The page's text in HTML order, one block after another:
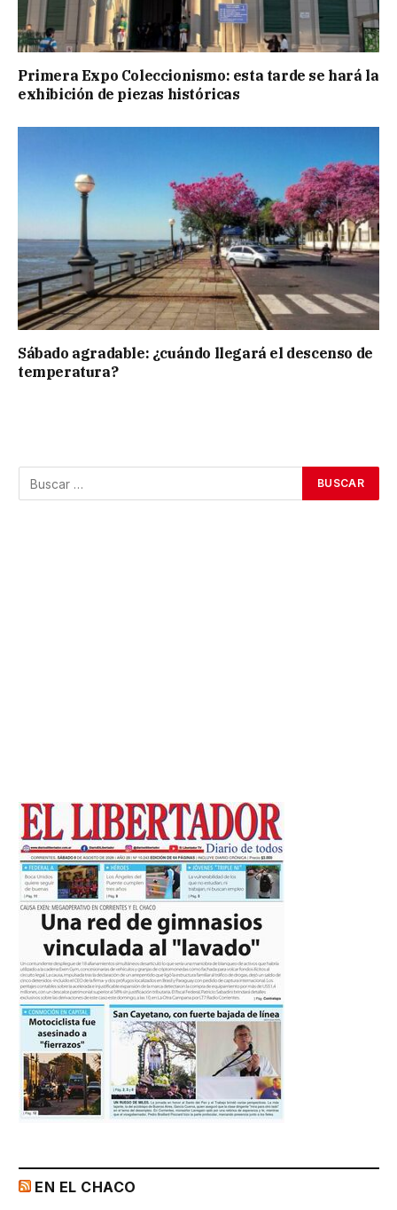
Primera Expo Coleccionismo: esta tarde se hará la
exhibición de piezas históricas
Sábado agradable: ¿cuándo llegará el descenso de
temperatura?
EN EL CHACO